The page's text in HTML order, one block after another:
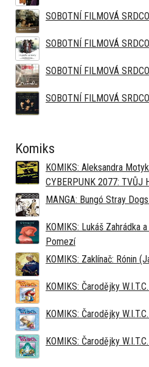
SOBOTNÍ FILMOVÁ
SOBOTNÍ FILMOVÁ
SOBOTNÍ FILMOVÁ
SOBOTNÍ FILMOVÁ
Komiks
KOMIKS: Aleksandra
CYBERPUNK 2077: TVŮJ
MANGA: Bungó Stray
KOMIKS: Lukáš Zahrádka
Pomezí
KOMIKS: Zaklínač: Rónin
KOMIKS: Čarodějky
KOMIKS: Čarodějky
KOMIKS: Čarodějky